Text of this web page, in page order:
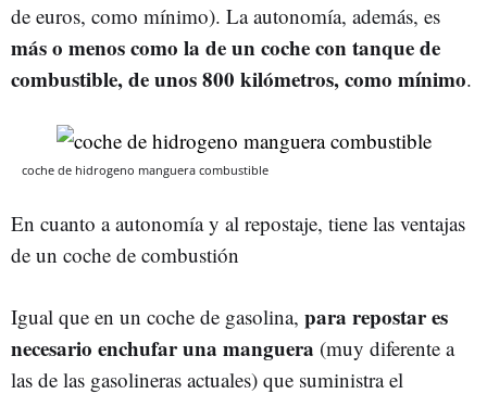
de euros, como mínimo). La autonomía, además, es
más o menos como la de un coche con tanque de
combustible, de unos 800 kilómetros, como mínimo.
coche de hidrogeno manguera combustible
En cuanto a autonomía y al repostaje, tiene las ventajas
de un coche de combustión
Igual que en un coche de gasolina, para repostar es
necesario enchufar una manguera (muy diferente a
las de las gasolineras actuales) que suministra el